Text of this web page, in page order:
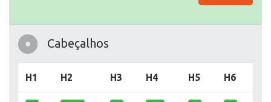
Cabeçalhos
H1 H2 H3 H4 H5 H6